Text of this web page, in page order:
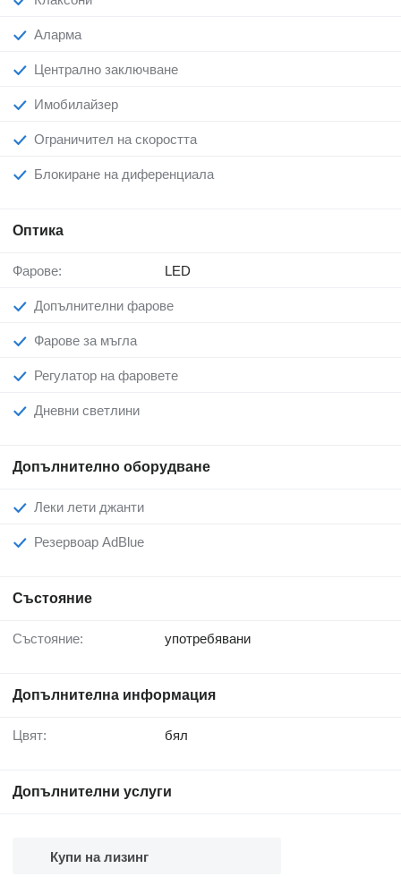
Аларма
Централно заключване
Имобилайзер
Ограничител на скоростта
Блокиране на диференциала
Оптика
Фарове: LED
Допълнителни фарове
Фарове за мъгла
Регулатор на фаровете
Дневни светлини
Допълнително оборудване
Леки лети джанти
Резервоар AdBlue
Състояние
Състояние: употребявани
Допълнителна информация
Цвят: бял
Допълнителни услуги
Купи на лизинг